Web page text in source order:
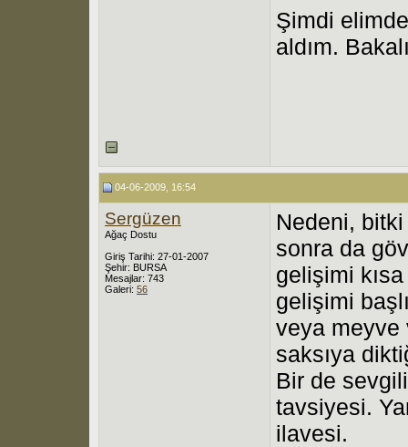
Şimdi
aldım.
04-06-2009, 16:54
Sergüzen
Ağaç Dostu
Giriş Tarihi: 27-01-2007
Şehir: BURSA
Mesajlar: 743
Galeri: 56
Nedeni,
sonra da
gelişimi
gelişimi
veya meyve
saksıya
Bir de
tavsiyesi.
ilavesi.